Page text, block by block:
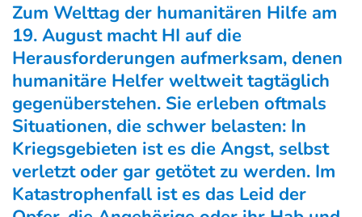
Zum Welttag der humanitären Hilfe am
19. August macht HI auf die
Herausforderungen aufmerksam, denen
humanitäre Helfer weltweit tagtäglich
gegenüberstehen. Sie erleben oftmals
Situationen, die schwer belasten: In
Kriegsgebieten ist es die Angst, selbst
verletzt oder gar getötet zu werden. Im
Katastrophenfall ist es das Leid der